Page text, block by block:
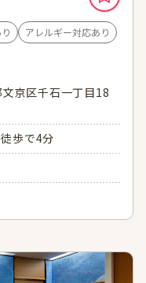
アレルギー対応あり
京区千石一丁目18
歩で4分